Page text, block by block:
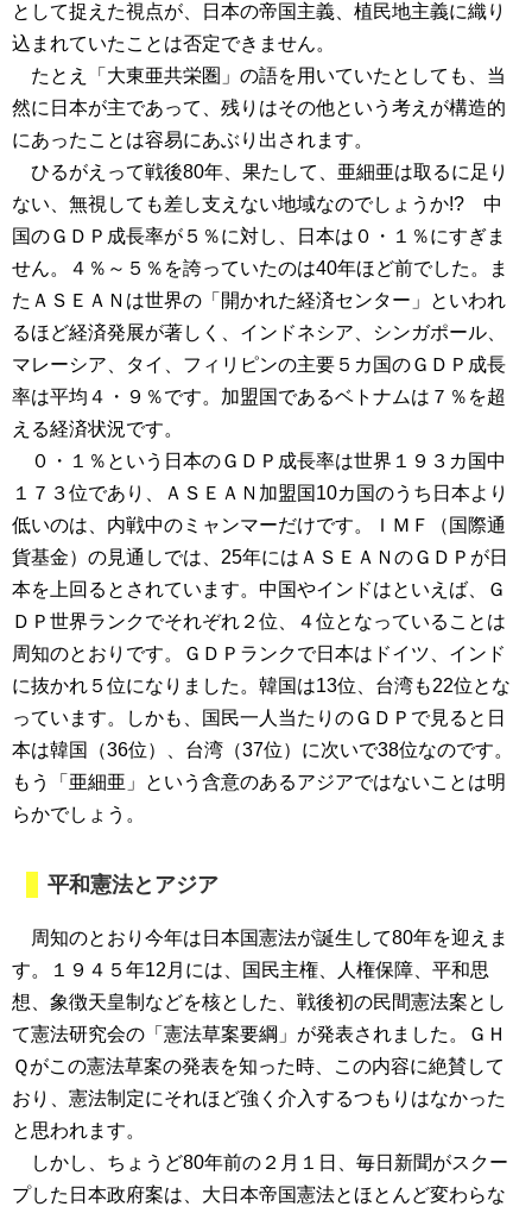
として捉えた視点が、日本の帝国主義、植民地主義に織り
込まれていたことは否定できません。
たとえ「大東亜共栄圏」の語を用いていたとしても、当
然に日本が主であって、残りはその他という考えが構造的
にあったことは容易にあぶり出されます。
ひるがえって戦後80年、果たして、亜細亜は取るに足り
ない、無視しても差し支えない地域なのでしょうか!? 中
国のＧＤＰ成長率が５％に対し、日本は０・１％にすぎま
せん。４％～５％を誇っていたのは40年ほど前でした。ま
たＡＳＥＡＮは世界の「開かれた経済センター」といわれ
るほど経済発展が著しく、インドネシア、シンガポール、
マレーシア、タイ、フィリピンの主要５カ国のＧＤＰ成長
率は平均４・９％です。加盟国であるベトナムは７％を超
える経済状況です。
０・１％という日本のＧＤＰ成長率は世界１９３カ国中
１７３位であり、ＡＳＥＡＮ加盟国10カ国のうち日本より
低いのは、内戦中のミャンマーだけです。ＩＭＦ（国際通
貨基金）の見通しでは、25年にはＡＳＥＡＮのＧＤＰが日
本を上回るとされています。中国やインドはといえば、Ｇ
ＤＰ世界ランクでそれぞれ２位、４位となっていることは
周知のとおりです。ＧＤＰランクで日本はドイツ、インド
に抜かれ５位になりました。韓国は13位、台湾も22位とな
っています。しかも、国民一人当たりのＧＤＰで見ると日
本は韓国（36位）、台湾（37位）に次いで38位なのです。
もう「亜細亜」という含意のあるアジアではないことは明
らかでしょう。
平和憲法とアジア
周知のとおり今年は日本国憲法が誕生して80年を迎えま
す。１９４５年12月には、国民主権、人権保障、平和思
想、象徴天皇制などを核とした、戦後初の民間憲法案とし
て憲法研究会の「憲法草案要綱」が発表されました。ＧＨ
Ｑがこの憲法草案の発表を知った時、この内容に絶賛して
おり、憲法制定にそれほど強く介入するつもりはなかった
と思われます。
しかし、ちょうど80年前の２月１日、毎日新聞がスクー
プした日本政府案は、大日本帝国憲法とほとんど変わらな